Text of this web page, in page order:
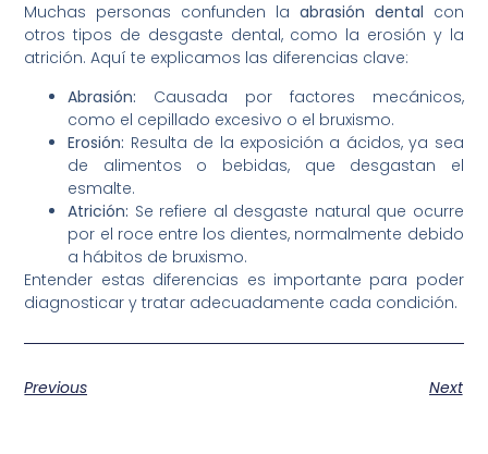
Muchas personas confunden la abrasión dental con
otros tipos de desgaste dental, como la erosión y la
atrición. Aquí te explicamos las diferencias clave:
Abrasión: Causada por factores mecánicos,
como el cepillado excesivo o el bruxismo.
Erosión: Resulta de la exposición a ácidos, ya sea
de alimentos o bebidas, que desgastan el
esmalte.
Atrición: Se refiere al desgaste natural que ocurre
por el roce entre los dientes, normalmente debido
a hábitos de bruxismo.
Entender estas diferencias es importante para poder
diagnosticar y tratar adecuadamente cada condición.
Previous Next